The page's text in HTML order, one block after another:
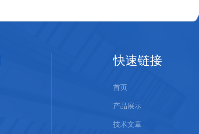
快速链接
首页
产品展示
技术文章